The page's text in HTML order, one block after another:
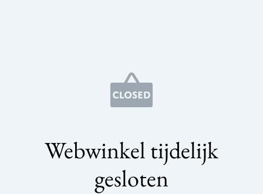
Webwinkel tijdelijk
gesloten